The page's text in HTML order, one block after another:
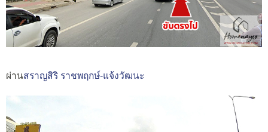
ผ่านสราญสิริ ราชพฤกษ์-แจ้งวัฒนะ